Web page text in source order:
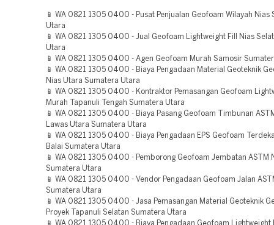
📱 WA 0821 1305 0400 - Pusat Penjualan Geofoam Wilayah Nias
Utara
📱 WA 0821 1305 0400 - Jual Geofoam Lightweight Fill Nias
Utara
📱 WA 0821 1305 0400 - Agen Geofoam Murah Samosir
📱 WA 0821 1305 0400 - Biaya Pengadaan Material Geoteknik
Nias Utara Sumatera Utara
📱 WA 0821 1305 0400 - Kontraktor Pemasangan Geofoam
Murah Tapanuli Tengah Sumatera Utara
📱 WA 0821 1305 0400 - Biaya Pasang Geofoam Timbunan
Lawas Utara Sumatera Utara
📱 WA 0821 1305 0400 - Biaya Pengadaan EPS Geofoam
Balai Sumatera Utara
📱 WA 0821 1305 0400 - Pemborong Geofoam Jembatan ASTM
Sumatera Utara
📱 WA 0821 1305 0400 - Vendor Pengadaan Geofoam Jalan
Sumatera Utara
📱 WA 0821 1305 0400 - Jasa Pemasangan Material Geoteknik
Proyek Tapanuli Selatan Sumatera Utara
📱 WA 0821 1305 0400 - Biaya Pengadaan Geofoam Lightweight